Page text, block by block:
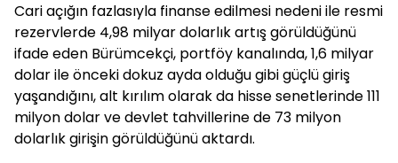
Cari açığın fazlasıyla finanse edilmesi nedeni ile resmi
rezervlerde 4,98 milyar dolarlık artış görüldüğünü
ifade eden Bürümcekçi, portföy kanalında, 1,6 milyar
dolar ile önceki dokuz ayda olduğu gibi güçlü giriş
yaşandığını, alt kırılım olarak da hisse senetlerinde 111
milyon dolar ve devlet tahvillerine de 73 milyon
dolarlık girişin görüldüğünü aktardı.